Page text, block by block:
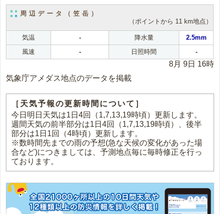
周辺データ（笠岳）
（ポイントから 11 km地点）
気温 - 降水量
2.5mm
風速
- 日照時間 -
8月 9日 16時
気象庁アメダス地点のデータを掲載
［天気予報の更新時間について］
今日明日天気は1日4回（1,7,13,19時頃）更新します。
週間天気の前半部分は1日4回（1,7,13,19時頃）、後半
部分は1日1回（4時頃）更新します。
※数時間先までの雨の予想(急な天候の変化があった場
合など)につきましては、予測地点毎に毎時修正を行っ
ております。